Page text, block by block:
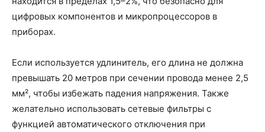
цифровых компонентов и микропроцессоров в
приборах.
Если используется удлинитель, его длина не должна
превышать 20 метров при сечении провода менее 2,5
мм², чтобы избежать падения напряжения. Также
желательно использовать сетевые фильтры с
функцией автоматического отключения при